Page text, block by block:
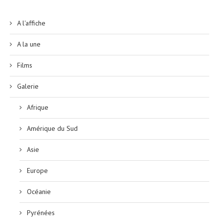
A l'affiche
A la une
Films
Galerie
Afrique
Amérique du Sud
Asie
Europe
Océanie
Pyrénées